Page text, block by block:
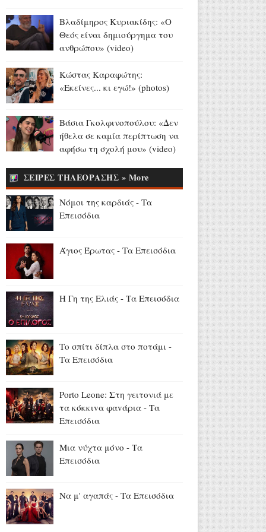
Αύγουστος 07, 2026
«The Quiz with Balls» με
παρουσιαστή τον Γιάννη
Τσιμιτσέλη: Έρχεται στο νέο
Αύγουστος 07, 2026
για το εκπαιδευτικό έτος
2026-2027 (photo)
Αύγουστος 07, 2026
97χρονη Βρετανίδα
κατέρριψε το ρεκόρ Γκίνες ως
η γηραιότερη γυναίκα που
έκανε wing walk (videos)
Παγκόσμιο Στίβου Κ20:
Αύγουστος 07, 2026
Το εντυπωσιακό δαχτυλίδι
αρραβώνων της
Όλιβερ Χάρντι: Σαν σήμερα
έφυγε από τη ζωή ο
οθόνης (video+photo)
Αύγουστος 07, 2026
Βλαδίμηρος Κυριακίδης: «Ο
Θεός είναι δημιούργημα του
ανθρώπου» (video)
Κώστας Καραφώτης:
«Εκείνες... κι εγώ!» (photos)
Βάσια Γκολφινοπούλου: «Δεν
ήθελα σε καμία περίπτωση να
αφήσω τη σχολή μου» (video)
ΣΕΙΡΕΣ ΤΗΛΕΟΡΑΣΗΣ » More
Νόμοι της καρδιάς - Τα
Επεισόδια
Άγιος Έρωτας - Τα Επεισόδια
Η Γη της Ελιάς - Τα Επεισόδια
Το σπίτι δίπλα στο ποτάμι -
Τα Επεισόδια
Porto Leone: Στη γειτονιά με
τα κόκκιvα φαvάρια - Τα
Επεισόδια
Μια νύχτα μόνο - Τα
Επεισόδια
Να μ' αγαπάς - Τα Επεισόδια